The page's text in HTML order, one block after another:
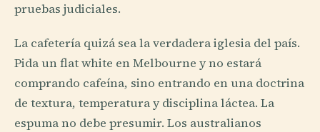
pruebas judiciales.
La cafetería quizá sea la verdadera iglesia del país.
Pida un flat white en Melbourne y no estará
comprando cafeína, sino entrando en una doctrina
de textura, temperatura y disciplina láctea. La
espuma no debe presumir. Los australianos